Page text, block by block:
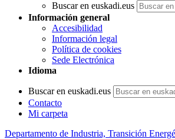
Buscar en euskadi.eus
Información general
Accesibilidad
Información legal
Política de cookies
Sede Electrónica
Idioma
Buscar en euskadi.eus
Contacto
Mi carpeta
Departamento de Industria, Transición